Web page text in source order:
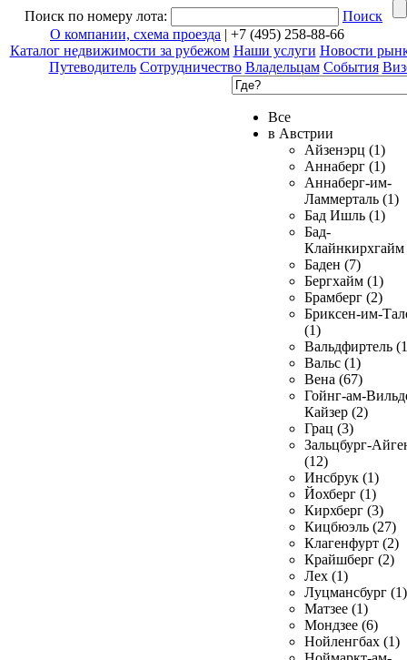
Поиск по номеру лота:
Поиск
О компании, схема проезда | +7 (495) 258-88-66
Каталог недвижимости за рубежом Наши услуги Новости
Путеводитель Сотрудничество Владельцам События
Все
в Австрии
Айзенэрц (1)
Аннаберг (1)
Аннаберг-им-
Ламмерталь (1)
Бад Ишль (1)
Бад-
Клайнкирхгайм
Баден (7)
Бергхайм (1)
Брамберг (2)
Бриксен-им-
(1)
Вальдфиртель
Вальс (1)
Вена (67)
Гойнг-ам-
Кайзер (2)
Грац (3)
Зальцбург-
(12)
Инсбрук (1)
Йохберг (1)
Кирхберг (3)
Кицбюэль (27)
Клагенфурт (2)
Крайшберг (2)
Лех (1)
Луцмансбург (1)
Матзее (1)
Мондзее (6)
Нойленгбах (1)